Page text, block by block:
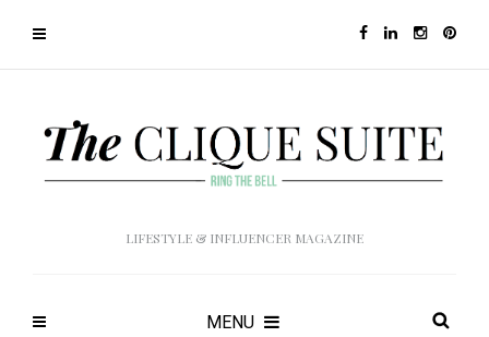
LIFESTYLE & INFLUENCER MAGAZINE
MENU